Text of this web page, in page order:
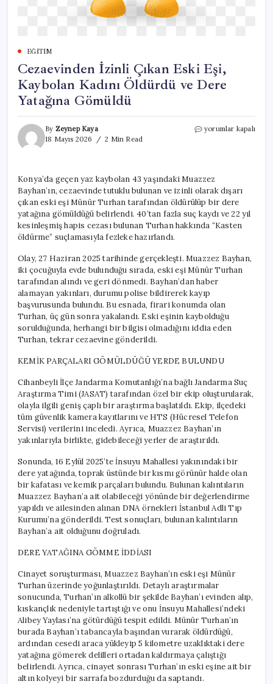
EĞITIM
Cezaevinden İzinli Çıkan Eski Eşi,
Kaybolan Kadını Öldürdü ve Dere
Yatağına Gömüldü
By Zeynep Kaya
18 Mayıs 2026
2 Min Read
Cezaevinden
Kaybolan
Kadını
Öldürdü
ve
Dere
yorumlar kapalı
Konya’da geçen yaz kaybolan 43 yaşındaki Muazzez
Bayhan’ın, cezaevinde tutuklu bulunan ve izinli olarak dışarı
çıkan eski eşi Münür Turhan tarafından öldürülüp bir dere
yatağına gömüldüğü belirlendi. 40’tan fazla suç kaydı ve 22 yıl
kesinleşmiş hapis cezası bulunan Turhan hakkında “Kasten
öldürme” suçlamasıyla fezleke hazırlandı.
Olay, 27 Haziran 2025 tarihinde gerçekleşti. Muazzez Bayhan,
iki çocuğuyla evde bulunduğu sırada, eski eşi Münür Turhan
tarafından alındı ve geri dönmedi. Bayhan’dan haber
alamayan yakınları, durumu polise bildirerek kayıp
başvurusunda bulundu. Bu esnada, firari konumda olan
Turhan, üç gün sonra yakalandı. Eski eşinin kaybolduğu
sorulduğunda, herhangi bir bilgisi olmadığını iddia eden
Turhan, tekrar cezaevine gönderildi.
KEMİK PARÇALARI GÖMÜLDÜĞÜ YERDE BULUNDU
Cihanbeyli İlçe Jandarma Komutanlığı’na bağlı Jandarma Suç
Araştırma Timi (JASAT) tarafından özel bir ekip oluşturularak,
olayla ilgili geniş çaplı bir araştırma başlatıldı. Ekip, ilçedeki
tüm güvenlik kamera kayıtlarını ve HTS (Hücresel Telefon
Servisi) verilerini inceledi. Ayrıca, Muazzez Bayhan’ın
yakınlarıyla birlikte, gidebileceği yerler de araştırıldı.
Sonunda, 16 Eylül 2025’te İnsuyu Mahallesi yakınındaki bir
dere yatağında, toprak üstünde bir kısmı görünür halde olan
bir kafatası ve kemik parçaları bulundu. Bulunan kalıntıların
Muazzez Bayhan’a ait olabileceği yönünde bir değerlendirme
yapıldı ve ailesinden alınan DNA örnekleri İstanbul Adli Tıp
Kurumu’na gönderildi. Test sonuçları, bulunan kalıntıların
Bayhan’a ait olduğunu doğruladı.
DERE YATAĞINA GÖMME İDDİASI
Cinayet soruşturması, Muazzez Bayhan’ın eski eşi Münür
Turhan üzerinde yoğunlaştırıldı. Detaylı araştırmalar
sonucunda, Turhan’ın alkollü bir şekilde Bayhan’ı evinden alıp,
kıskançlık nedeniyle tartıştığı ve onu İnsuyu Mahallesi’ndeki
Alibey Yaylası’na götürdüğü tespit edildi. Münür Turhan’ın
burada Bayhan’ı tabancayla başından vurarak öldürdüğü,
ardından cesedi araca yükleyip 5 kilometre uzaklıktaki dere
yatağına gömerek delilleri ortadan kaldırmaya çalıştığı
belirlendi. Ayrıca, cinayet sonrası Turhan’ın eski eşine ait bir
altın kolyeyi bir sarrafa bozdurduğu da saptandı.